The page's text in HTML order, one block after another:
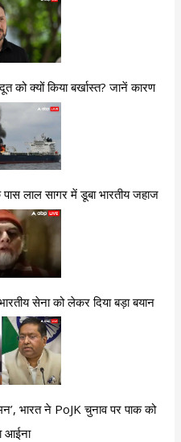
क्यों किया बर्खास्त? जानें कारण
लाल सागर में डूबा भारतीय जहाज
सेना को लेकर दिया बड़ा बयान
भारत ने PoJK चुनाव पर पाक को
आईना